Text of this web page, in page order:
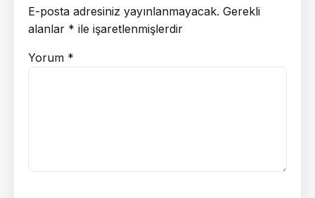
E-posta adresiniz yayınlanmayacak. Gerekli
alanlar * ile işaretlenmişlerdir
Yorum *